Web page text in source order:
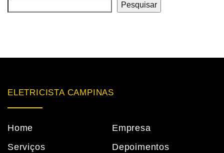
Pesquisar
ELETRICISTA CAMPINAS
Home
Empresa
Serviços
Depoimentos